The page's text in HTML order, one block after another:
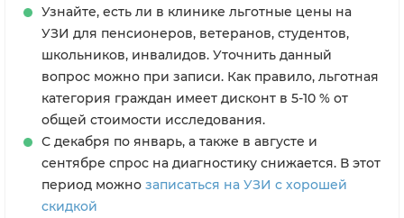
Узнайте, есть ли в клинике льготные цены на
УЗИ для пенсионеров, ветеранов, студентов,
школьников, инвалидов. Уточнить данный
вопрос можно при записи. Как правило, льготная
категория граждан имеет дисконт в 5-10 % от
общей стоимости исследования.
С декабря по январь, а также в августе и
сентябре спрос на диагностику снижается. В этот
период можно записаться на УЗИ с хорошей
скидкой